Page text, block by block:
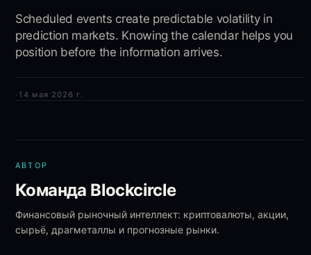
Scheduled events create predictable volatility in
prediction markets. Knowing the calendar helps you
position before the information arrives.
· 14 мая 2026 г.
АВТОР
Команда Blockcircle
Финансовый рыночный интеллект: криптовалюты, акции,
сырьё, драгметаллы и прогнозные рынки.